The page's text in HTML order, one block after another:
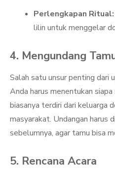
Perlengkapan Ritual:
lilin untuk menggelar
4. Mengundang
Salah satu unsur penting dari
Anda harus menentukan siapa
biasanya terdiri dari keluarga
masyarakat. Undangan harus
sebelumnya, agar tamu bisa
5. Rencana Acara